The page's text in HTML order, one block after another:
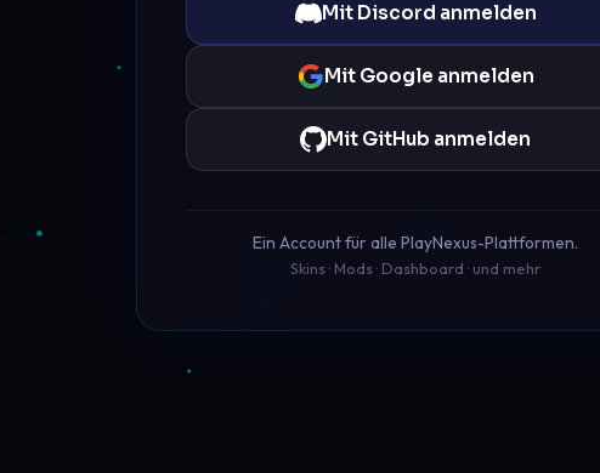
Mit Discord anmelden
Mit Google anmelden
Mit GitHub anmelden
Ein Account für alle PlayNexus-Plattformen.
Skins · Mods · Dashboard · und mehr